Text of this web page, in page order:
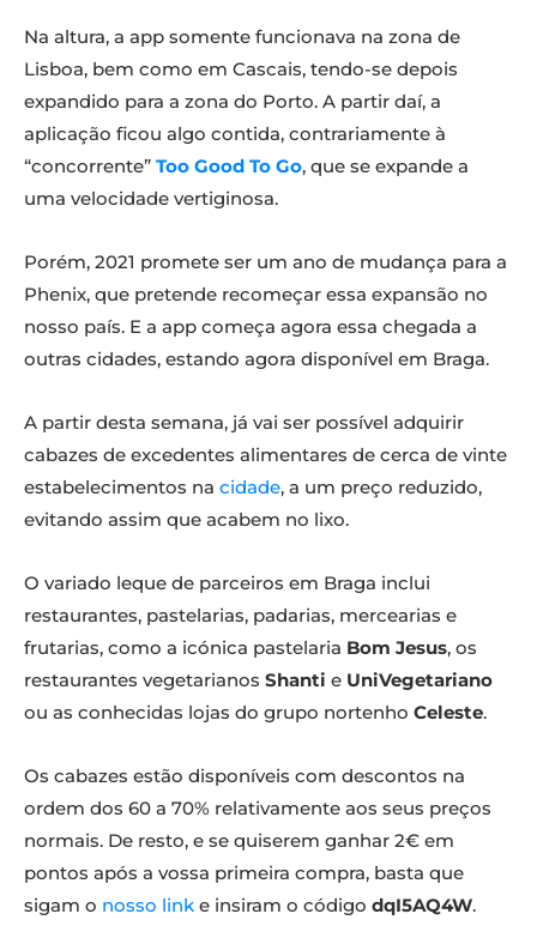
Na altura, a app somente funcionava na zona de
Lisboa, bem como em Cascais, tendo-se depois
expandido para a zona do Porto. A partir daí, a
aplicação ficou algo contida, contrariamente à
“concorrente” Too Good To Go, que se expande a
uma velocidade vertiginosa.
Porém, 2021 promete ser um ano de mudança para a
Phenix, que pretende recomeçar essa expansão no
nosso país. E a app começa agora essa chegada a
outras cidades, estando agora disponível em Braga.
A partir desta semana, já vai ser possível adquirir
cabazes de excedentes alimentares de cerca de vinte
estabelecimentos na cidade, a um preço reduzido,
evitando assim que acabem no lixo.
O variado leque de parceiros em Braga inclui
restaurantes, pastelarias, padarias, mercearias e
frutarias, como a icónica pastelaria Bom Jesus, os
restaurantes vegetarianos Shanti e UniVegetariano
ou as conhecidas lojas do grupo nortenho Celeste.
Os cabazes estão disponíveis com descontos na
ordem dos 60 a 70% relativamente aos seus preços
normais. De resto, e se quiserem ganhar 2€ em
pontos após a vossa primeira compra, basta que
sigam o nosso link e insiram o código dqI5AQ4W.